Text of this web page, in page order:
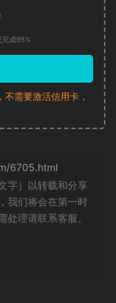
完成95%
需要激活信用卡，
6705.html
字）以转载和分享
我们将会在第一时
处理请联系客服。